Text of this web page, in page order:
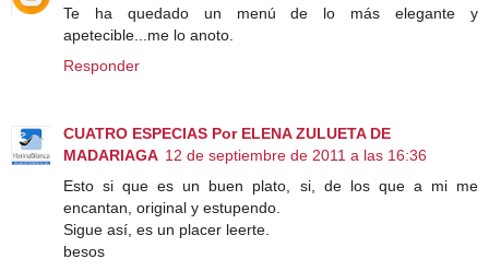
Te ha quedado un menú de lo más elegante y
apetecible...me lo anoto.
Responder
CUATRO ESPECIAS Por ELENA ZULUETA DE
MADARIAGA 12 de septiembre de 2011 a las 16:36
Esto si que es un buen plato, si, de los que a mi me
encantan, original y estupendo.
Sigue así, es un placer leerte.
besos